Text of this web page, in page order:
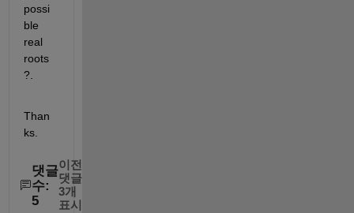
possi
ble
real
roots
?.
Than
ks.
댓글
수:
5
이전
댓글
3개
표시